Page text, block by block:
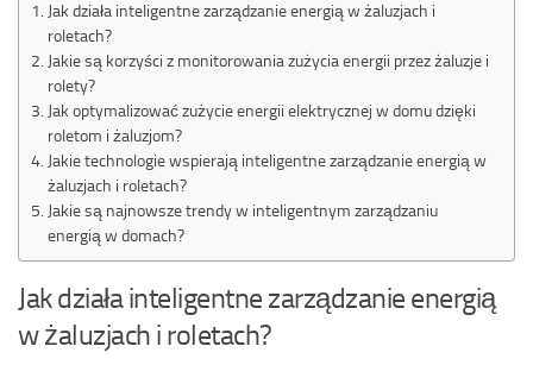
Jak działa inteligentne zarządzanie energią w żaluzjach i
roletach?
Jakie są korzyści z monitorowania zużycia energii przez żaluzje i
rolety?
Jak optymalizować zużycie energii elektrycznej w domu dzięki
roletom i żaluzjom?
Jakie technologie wspierają inteligentne zarządzanie energią w
żaluzjach i roletach?
Jakie są najnowsze trendy w inteligentnym zarządzaniu
energią w domach?
Jak działa inteligentne zarządzanie energią
w żaluzjach i roletach?